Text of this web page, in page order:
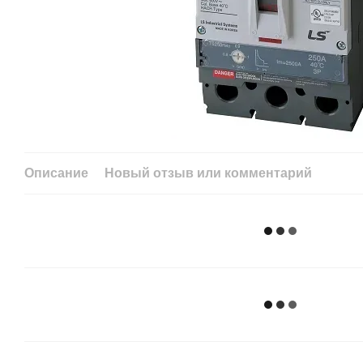
Описание Новый отзыв или комментарий